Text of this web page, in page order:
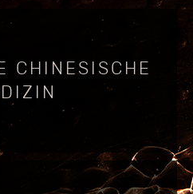
CHINESISCHE
SHEN